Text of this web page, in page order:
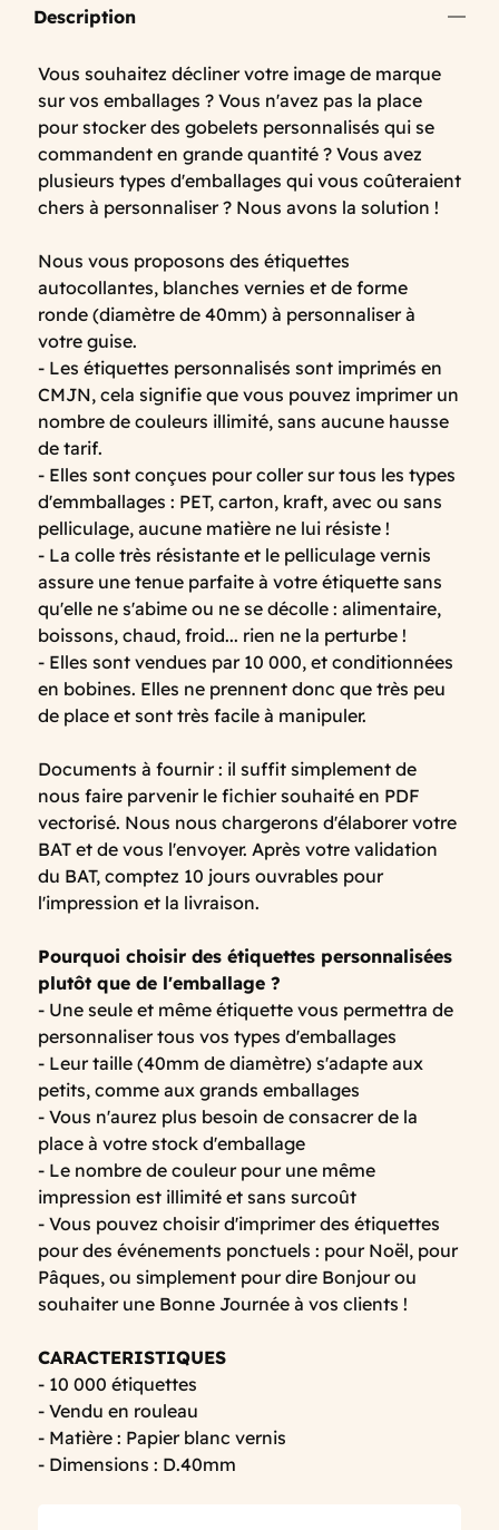
Description
Vous souhaitez décliner votre image de marque
sur vos emballages ? Vous n'avez pas la place
pour stocker des gobelets personnalisés qui se
commandent en grande quantité ? Vous avez
plusieurs types d'emballages qui vous coûteraient
chers à personnaliser ? Nous avons la solution !
Nous vous proposons des étiquettes
autocollantes, blanches vernies et de forme
ronde (diamètre de 40mm) à personnaliser à
votre guise.
- Les étiquettes personnalisés sont imprimés en
CMJN, cela signifie que vous pouvez imprimer un
nombre de couleurs illimité, sans aucune hausse
de tarif.
- Elles sont conçues pour coller sur tous les types
d'emmballages : PET, carton, kraft, avec ou sans
pelliculage, aucune matière ne lui résiste !
- La colle très résistante et le pelliculage vernis
assure une tenue parfaite à votre étiquette sans
qu'elle ne s'abime ou ne se décolle : alimentaire,
boissons, chaud, froid... rien ne la perturbe !
- Elles sont vendues par 10 000, et conditionnées
en bobines. Elles ne prennent donc que très peu
de place et sont très facile à manipuler.
Documents à fournir : il suffit simplement de
nous faire parvenir le fichier souhaité en PDF
vectorisé. Nous nous chargerons d'élaborer votre
BAT et de vous l'envoyer. Après votre validation
du BAT, comptez 10 jours ouvrables pour
l'impression et la livraison.
Pourquoi choisir des étiquettes personnalisées
plutôt que de l'emballage ?
- Une seule et même étiquette vous permettra de
personnaliser tous vos types d'emballages
- Leur taille (40mm de diamètre) s'adapte aux
petits, comme aux grands emballages
- Vous n'aurez plus besoin de consacrer de la
place à votre stock d'emballage
- Le nombre de couleur pour une même
impression est illimité et sans surcoût
- Vous pouvez choisir d'imprimer des étiquettes
pour des événements ponctuels : pour Noël, pour
Pâques, ou simplement pour dire Bonjour ou
souhaiter une Bonne Journée à vos clients !
CARACTERISTIQUES
- 10 000 étiquettes
- Vendu en rouleau
- Matière : Papier blanc vernis
- Dimensions : D.40mm